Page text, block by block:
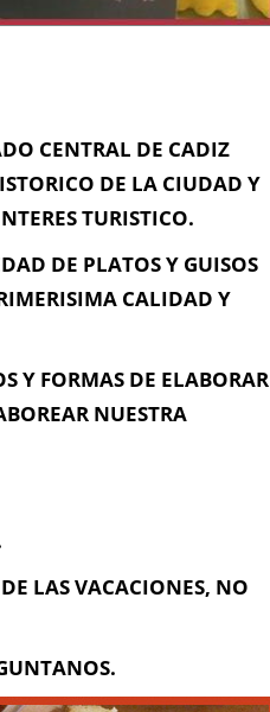
CENTRAL DE CADIZ
DE LA CIUDAD Y
TURISTICO.
DE PLATOS Y GUISOS
CALIDAD Y
Y FORMAS DE ELABORAR
NUESTRA
LAS VACACIONES, NO